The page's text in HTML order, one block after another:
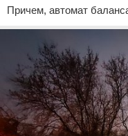
Причем, автомат